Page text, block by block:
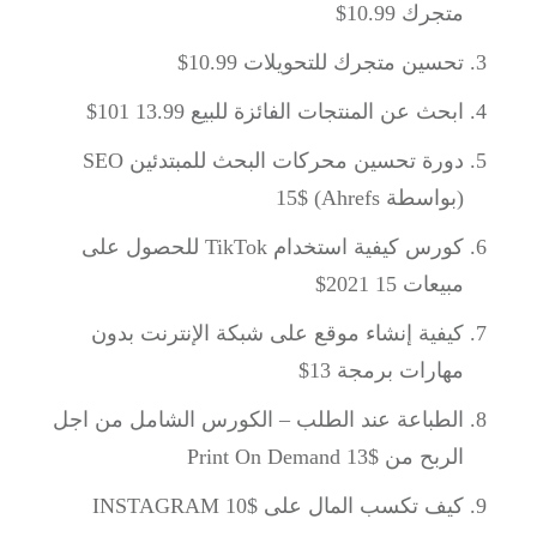
متجرك 10.99$
تحسين متجرك للتحويلات 10.99$
ابحث عن المنتجات الفائزة للبيع 101 13.99$
دورة تحسين محركات البحث للمبتدئين SEO
(بواسطة Ahrefs) 15$
كورس كيفية استخدام TikTok للحصول على
مبيعات 2021 15$
كيفية إنشاء موقع على شبكة الإنترنت بدون
مهارات برمجة 13$
الطباعة عند الطلب – الكورس الشامل من اجل
الربح من Print On Demand 13$
كيف تكسب المال على INSTAGRAM 10$